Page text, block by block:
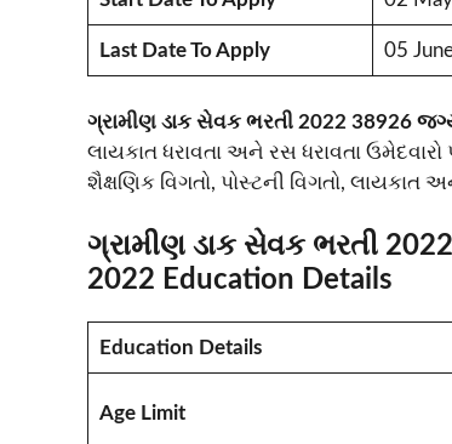
Last Date To Apply 05
ગ્રામીણ ડાક સેવક ભરતી 2022 38926
લાયકાત ધરાવતા અને રસ ધરાવતા
શૈક્ષણિક વિગતો, પોસ્ટની વિગતો, લાયકાત
ગ્રામીણ ડાક સેવક ભરતી
2022 Education Details
Education Details
Age Limit